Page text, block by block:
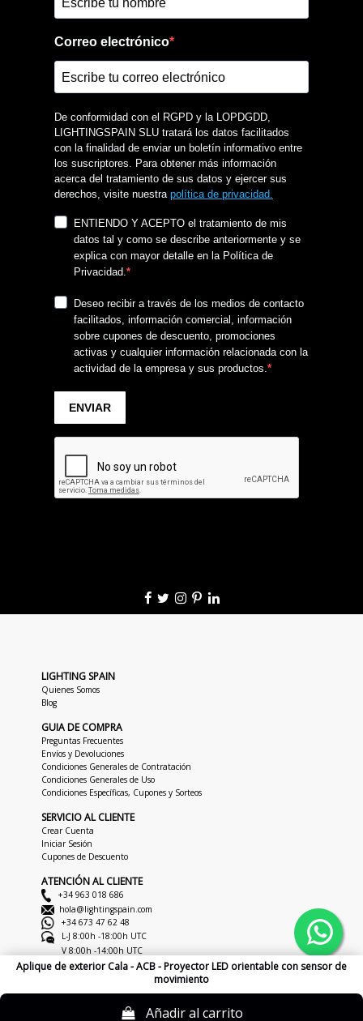
Aplique de exterior Cala - ACB - Proyector LED orientable con sensor de
movimiento
Añadir al carrito
LIGHTING SPAIN
Quienes Somos
Blog
GUIA DE COMPRA
Preguntas Frecuentes
Envíos y Devoluciones
Condiciones Generales de Contratación
Condiciones Generales de Uso
Condiciones Específicas, Cupones y Sorteos
SERVICIO AL CLIENTE
Crear Cuenta
Iniciar Sesión
Cupones de Descuento
ATENCIÓN AL CLIENTE
+34 963 018 686
hola@lightingspain.com
+34 673 47 62 48
L-J 8:00h -18:00h UTC
V 8:00h -14:00h UTC
Copyright © 2026LightingSpain